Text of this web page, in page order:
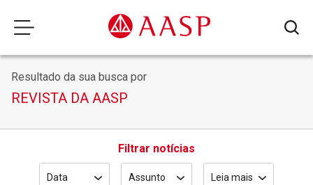
Resultado da sua busca por
REVISTA DA AASP
Filtrar notícias
Data Assunto Leia mais